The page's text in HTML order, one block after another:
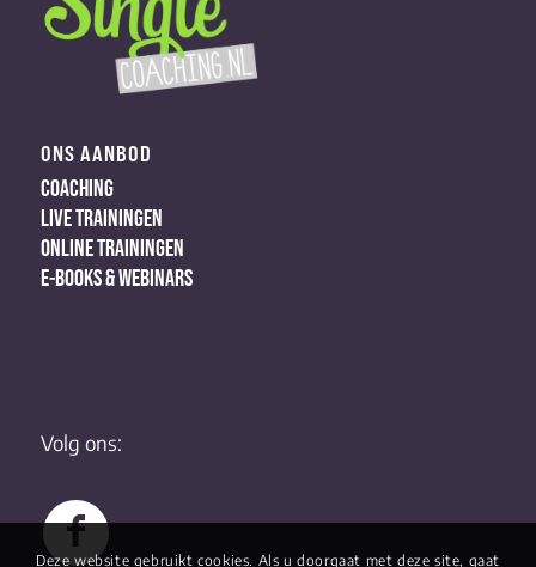
ONS AANBOD
COACHING
LIVE TRAININGEN
ONLINE TRAININGEN
E-BOOKS & WEBINARS
Volg ons:
Deze website gebruikt cookies. Als u doorgaat met deze site, gaat